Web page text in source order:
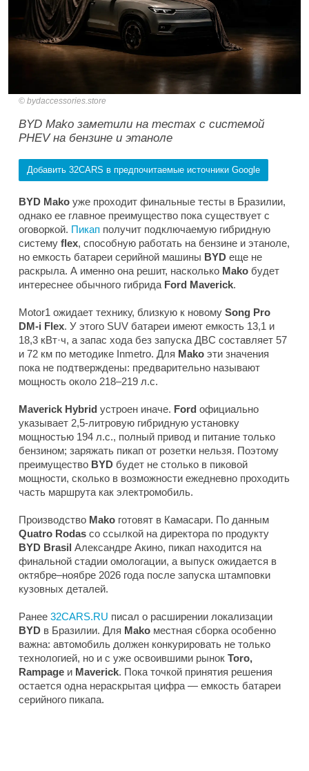
bydaccessories.store
BYD Mako заметили на тестах с системой
PHEV на бензине и этаноле
Добавить 32CARS в предпочитаемые источники Google
BYD Mako уже проходит финальные тесты в Бразилии,
однако ее главное преимущество пока существует с
оговоркой. Пикап получит подключаемую гибридную
систему flex, способную работать на бензине и этаноле,
но емкость батареи серийной машины BYD еще не
раскрыла. А именно она решит, насколько Mako будет
интереснее обычного гибрида Ford Maverick.
Motor1 ожидает технику, близкую к новому Song Pro
DM-i Flex. У этого SUV батареи имеют емкость 13,1 и
18,3 кВт·ч, а запас хода без запуска ДВС составляет 57
и 72 км по методике Inmetro. Для Mako эти значения
пока не подтверждены: предварительно называют
мощность около 218–219 л.с.
Maverick Hybrid устроен иначе. Ford официально
указывает 2,5-литровую гибридную установку
мощностью 194 л.с., полный привод и питание только
бензином; заряжать пикап от розетки нельзя. Поэтому
преимущество BYD будет не столько в пиковой
мощности, сколько в возможности ежедневно проходить
часть маршрута как электромобиль.
Производство Mako готовят в Камасари. По данным
Quatro Rodas со ссылкой на директора по продукту
BYD Brasil Александре Акино, пикап находится на
финальной стадии омологации, а выпуск ожидается в
октябре–ноябре 2026 года после запуска штамповки
кузовных деталей.
Ранее 32CARS.RU писал о расширении локализации
BYD в Бразилии. Для Mako местная сборка особенно
важна: автомобиль должен конкурировать не только
технологией, но и с уже освоившими рынок Toro,
Rampage и Maverick. Пока точкой принятия решения
остается одна нераскрытая цифра — емкость батареи
серийного пикапа.